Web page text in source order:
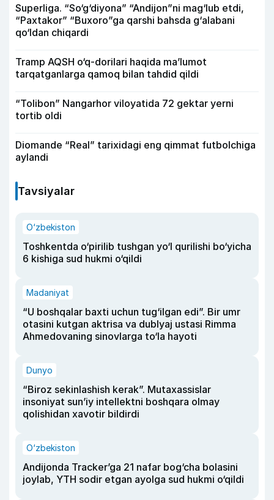
Superliga. “So‘g‘diyona” “Andijon”ni mag‘lub etdi,
“Paxtakor” “Buxoro”ga qarshi bahsda g‘alabani
qo‘ldan chiqardi
Tramp AQSH o‘q-dorilari haqida ma’lumot
tarqatganlarga qamoq bilan tahdid qildi
“Tolibon” Nangarhor viloyatida 72 gektar yerni
tortib oldi
Diomande “Real” tarixidagi eng qimmat futbolchiga
aylandi
Tavsiyalar
O‘zbekiston
Toshkentda o‘pirilib tushgan yo‘l qurilishi bo‘yicha
6 kishiga sud hukmi o‘qildi
Madaniyat
“U boshqalar baxti uchun tug‘ilgan edi”. Bir umr
otasini kutgan aktrisa va dublyaj ustasi Rimma
Ahmedovaning sinovlarga to‘la hayoti
Dunyo
“Biroz sekinlashish kerak”. Mutaxassislar
insoniyat sun’iy intellektni boshqara olmay
qolishidan xavotir bildirdi
O‘zbekiston
Andijonda Tracker’ga 21 nafar bog‘cha bolasini
joylab, YTH sodir etgan ayolga sud hukmi o‘qildi